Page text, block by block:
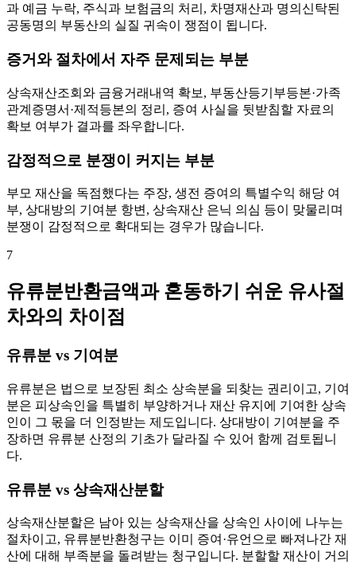
과 예금 누락, 주식과 보험금의 처리, 차명재산과 명의신탁된
공동명의 부동산의 실질 귀속이 쟁점이 됩니다.
증거와 절차에서 자주 문제되는 부분
상속재산조회와 금융거래내역 확보, 부동산등기부등본·가족
관계증명서·제적등본의 정리, 증여 사실을 뒷받침할 자료의
확보 여부가 결과를 좌우합니다.
감정적으로 분쟁이 커지는 부분
부모 재산을 독점했다는 주장, 생전 증여의 특별수익 해당 여
부, 상대방의 기여분 항변, 상속재산 은닉 의심 등이 맞물리며
분쟁이 감정적으로 확대되는 경우가 많습니다.
7
유류분반환금액과 혼동하기 쉬운 유사절
차와의 차이점
유류분 vs 기여분
유류분은 법으로 보장된 최소 상속분을 되찾는 권리이고, 기여
분은 피상속인을 특별히 부양하거나 재산 유지에 기여한 상속
인이 그 몫을 더 인정받는 제도입니다. 상대방이 기여분을 주
장하면 유류분 산정의 기초가 달라질 수 있어 함께 검토됩니
다.
유류분 vs 상속재산분할
상속재산분할은 남아 있는 상속재산을 상속인 사이에 나누는
절차이고, 유류분반환청구는 이미 증여·유언으로 빠져나간 재
산에 대해 부족분을 돌려받는 청구입니다. 분할할 재산이 거의